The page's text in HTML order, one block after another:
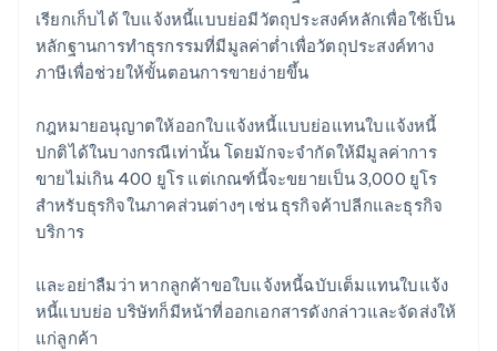
เรียกเก็บได้ ใบแจ้งหนี้แบบย่อมีวัตถุประสงค์หลักเพื่อใช้เป็น
หลักฐานการทำธุรกรรมที่มีมูลค่าต่ำเพื่อวัตถุประสงค์ทาง
ภาษีเพื่อช่วยให้ขั้นตอนการขายง่ายขึ้น
กฎหมายอนุญาตให้ออกใบแจ้งหนี้แบบย่อแทนใบแจ้งหนี้
ปกติได้ในบางกรณีเท่านั้น โดยมักจะจำกัดให้มีมูลค่าการ
ขายไม่เกิน 400 ยูโร แต่เกณฑ์นี้จะขยายเป็น 3,000 ยูโร
สำหรับธุรกิจในภาคส่วนต่างๆ เช่น ธุรกิจค้าปลีกและธุรกิจ
บริการ
และอย่าลืมว่า หากลูกค้าขอใบแจ้งหนี้ฉบับเต็มแทนใบแจ้ง
หนี้แบบย่อ บริษัทก็มีหน้าที่ออกเอกสารดังกล่าวและจัดส่งให้
แก่ลูกค้า